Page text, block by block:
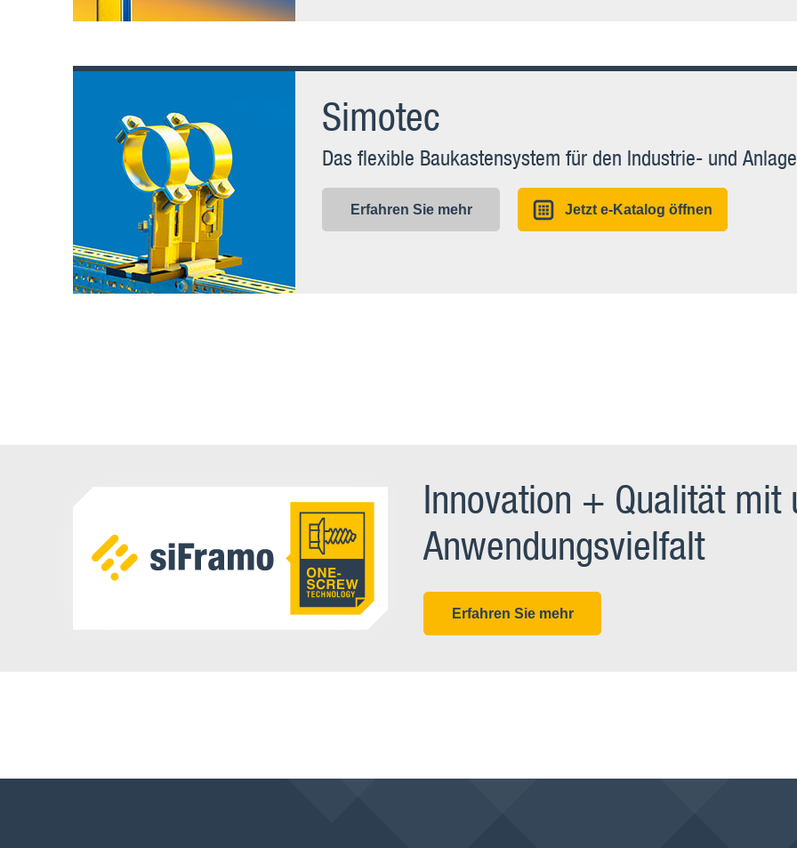
Simotec
Das flexible Baukastensystem für den Industrie- und
Erfahren Sie mehr Jetzt e-Katalog öffnen
Innovation + Qualität mit
Anwendungsvielfalt
Erfahren Sie mehr